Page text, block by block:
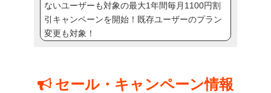
ないユーザーも対象の最大1年間毎月1100円割
引キャンペーンを開始！既存ユーザーのプラン
変更も対象！
セール・キャンペーン情報